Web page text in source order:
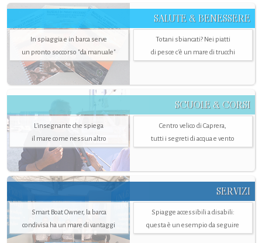
SALUTE & BENESSERE
In spiaggia e in barca serve
un pronto soccorso "da manuale"
Totani sbiancati? Nei piatti
di pesce c'è un mare di trucchi
SCUOLE & CORSI
L'insegnante che spiega
il mare come nessun altro
Centro velico di Caprera,
tutti i segreti di acqua e vento
SERVIZI
Smart Boat Owner, la barca
condivisa ha un mare di vantaggi
Spiagge accessibili a disabili:
questa è un esempio da seguire